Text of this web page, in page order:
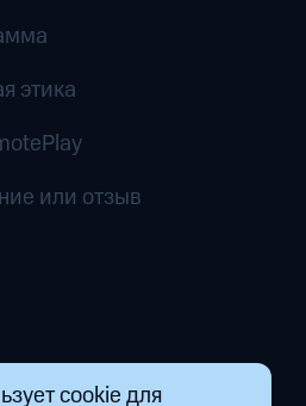
cookie для
этика
или отзыв